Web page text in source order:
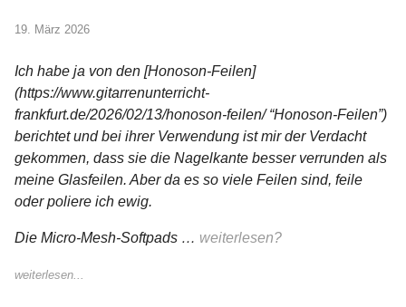
19. März 2026
Ich habe ja von den [Honoson-Feilen]
(https://www.gitarrenunterricht-
frankfurt.de/2026/02/13/honoson-feilen/ “Honoson-Feilen”)
berichtet und bei ihrer Verwendung ist mir der Verdacht
gekommen, dass sie die Nagelkante besser verrunden als
meine Glasfeilen. Aber da es so viele Feilen sind, feile
oder poliere ich ewig.
Die Micro-Mesh-Softpads … weiterlesen?
weiterlesen...